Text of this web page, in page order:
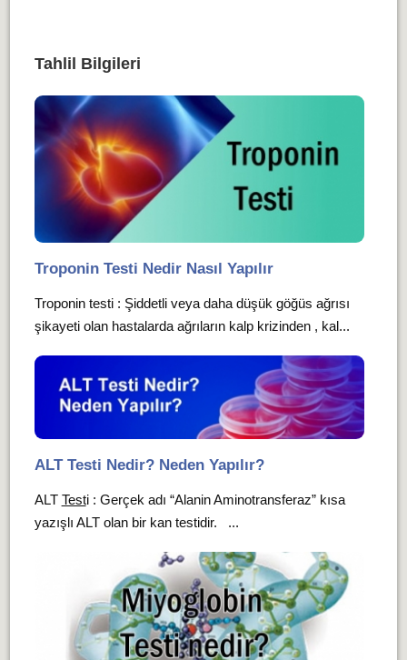
Tahlil Bilgileri
Troponin Testi Nedir Nasıl Yapılır
Troponin testi : Şiddetli veya daha düşük göğüs ağrısı
şikayeti olan hastalarda ağrıların kalp krizinden , kal...
ALT Testi Nedir? Neden Yapılır?
ALT Testi : Gerçek adı “Alanin Aminotransferaz” kısa
yazışlı ALT olan bir kan testidir. ...